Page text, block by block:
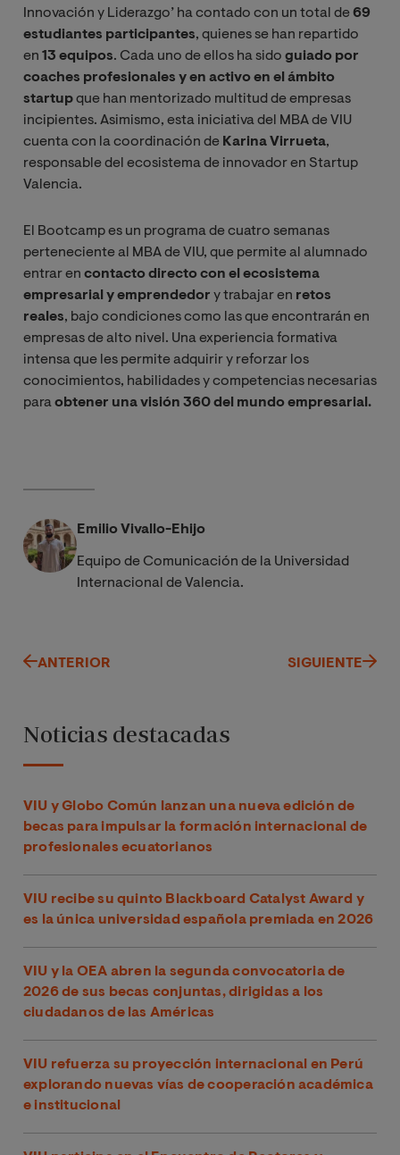
Innovación y Liderazgo’ ha contado con un total de69
estudiantes participantes, quienes se han repartido
en 13 equipos. Cada uno de ellos ha sido guiado por
coaches profesionales y en activo en el ámbito
startupque han mentorizado multitud de empresas
incipientes. Asimismo, esta iniciativa del MBA de VIU
cuenta con la coordinación de Karina Virrueta,
responsable del ecosistema de innovador en Startup
Valencia.
El Bootcamp es un programa de cuatro semanas
perteneciente al MBA de VIU, que permite al alumnado
entrar en contacto directo con el ecosistema
empresarial y emprendedor y trabajar en retos
reales, bajo condiciones como las que encontrarán en
empresas de alto nivel. Una experiencia formativa
intensa que les permite adquirir y reforzar los
conocimientos, habilidades y competencias necesarias
paraobtener una visión 360 del mundo empresarial.
Emilio Vivallo-Ehijo
Equipo de Comunicación de la Universidad
Internacional de Valencia.
ANTERIOR SIGUIENTE
Noticias destacadas
VIU y Globo Común lanzan una nueva edición de
becas para impulsar la formación internacional de
profesionales ecuatorianos
VIU recibe su quinto Blackboard Catalyst Award y
es la única universidad española premiada en 2026
VIU y la OEA abren la segunda convocatoria de
2026 de sus becas conjuntas, dirigidas a los
ciudadanos de las Américas
VIU refuerza su proyección internacional en Perú
explorando nuevas vías de cooperación académica
e institucional